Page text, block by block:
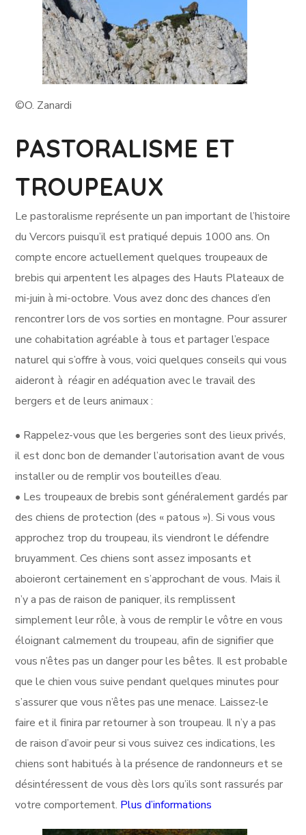
©O. Zanardi
PASTORALISME ET
TROUPEAUX
Le pastoralisme représente un pan important de l’histoire
du Vercors puisqu’il est pratiqué depuis 1000 ans. On
compte encore actuellement quelques troupeaux de
brebis qui arpentent les alpages des Hauts Plateaux de
mi-juin à mi-octobre. Vous avez donc des chances d’en
rencontrer lors de vos sorties en montagne. Pour assurer
une cohabitation agréable à tous et partager l’espace
naturel qui s’offre à vous, voici quelques conseils qui vous
aideront à réagir en adéquation avec le travail des
bergers et de leurs animaux :
• Rappelez-vous que les bergeries sont des lieux privés,
il est donc bon de demander l’autorisation avant de vous
installer ou de remplir vos bouteilles d’eau.
• Les troupeaux de brebis sont généralement gardés par
des chiens de protection (des « patous »). Si vous vous
approchez trop du troupeau, ils viendront le défendre
bruyamment. Ces chiens sont assez imposants et
aboieront certainement en s’approchant de vous. Mais il
n’y a pas de raison de paniquer, ils remplissent
simplement leur rôle, à vous de remplir le vôtre en vous
éloignant calmement du troupeau, afin de signifier que
vous n’êtes pas un danger pour les bêtes. Il est probable
que le chien vous suive pendant quelques minutes pour
s’assurer que vous n’êtes pas une menace. Laissez-le
faire et il finira par retourner à son troupeau. Il n’y a pas
de raison d’avoir peur si vous suivez ces indications, les
chiens sont habitués à la présence de randonneurs et se
désintéressent de vous dès lors qu’ils sont rassurés par
votre comportement. Plus d’informations